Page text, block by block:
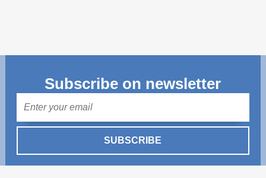
Subscribe on newsletter
SUBSCRIBE